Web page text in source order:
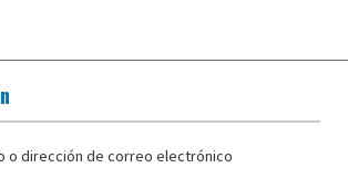
o dirección de correo electrónico